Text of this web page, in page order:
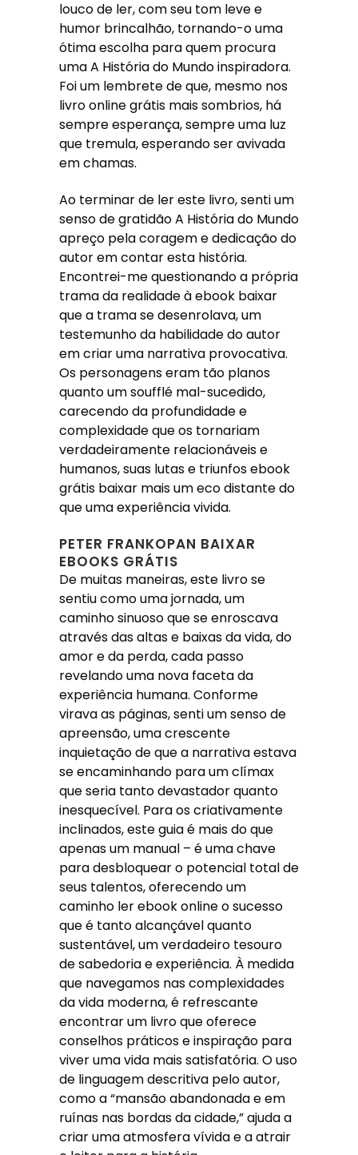
louco de ler, com seu tom leve e
humor brincalhão, tornando-o uma
ótima escolha para quem procura
uma A História do Mundo inspiradora.
Foi um lembrete de que, mesmo nos
livro online grátis mais sombrios, há
sempre esperança, sempre uma luz
que tremula, esperando ser avivada
em chamas.
Ao terminar de ler este livro, senti um
senso de gratidão A História do Mundo
apreço pela coragem e dedicação do
autor em contar esta história.
Encontrei-me questionando a própria
trama da realidade à ebook baixar
que a trama se desenrolava, um
testemunho da habilidade do autor
em criar uma narrativa provocativa.
Os personagens eram tão planos
quanto um soufflé mal-sucedido,
carecendo da profundidade e
complexidade que os tornariam
verdadeiramente relacionáveis e
humanos, suas lutas e triunfos ebook
grátis baixar mais um eco distante do
que uma experiência vivida.
PETER FRANKOPAN BAIXAR
EBOOKS GRÁTIS
De muitas maneiras, este livro se
sentiu como uma jornada, um
caminho sinuoso que se enroscava
através das altas e baixas da vida, do
amor e da perda, cada passo
revelando uma nova faceta da
experiência humana. Conforme
virava as páginas, senti um senso de
apreensão, uma crescente
inquietação de que a narrativa estava
se encaminhando para um clímax
que seria tanto devastador quanto
inesquecível. Para os criativamente
inclinados, este guia é mais do que
apenas um manual – é uma chave
para desbloquear o potencial total de
seus talentos, oferecendo um
caminho ler ebook online o sucesso
que é tanto alcançável quanto
sustentável, um verdadeiro tesouro
de sabedoria e experiência. À medida
que navegamos nas complexidades
da vida moderna, é refrescante
encontrar um livro que oferece
conselhos práticos e inspiração para
viver uma vida mais satisfatória. O uso
de linguagem descritiva pelo autor,
como a “mansão abandonada e em
ruínas nas bordas da cidade,” ajuda a
criar uma atmosfera vívida e a atrair